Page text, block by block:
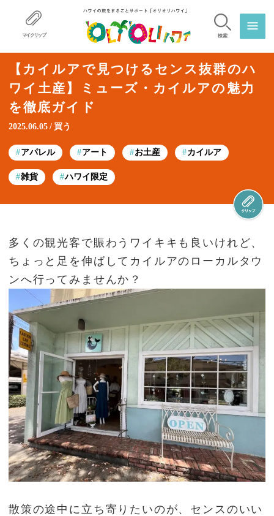
マイクリップ 検索
【カイルアで見つけるセンス抜群のハ
ワイ土産】ミューズ・カイルアの魅力
を徹底ガイド
2025.06.05 買う
アパレル アート お土産 カイルア
雑貨 ハワイ限定
多くの観光客で賑わうワイキキも良いけれど、
ちょっと足を伸ばしてカイルアのローカルタウ
ンへ行ってみませんか？
散策の途中に立ち寄りたいのが、センスのいい